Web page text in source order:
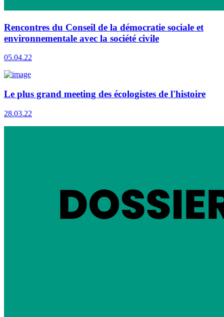
Rencontres du Conseil de la démocratie sociale et
environnementale avec la société civile
05.04.22
Le plus grand meeting des écologistes de l'histoire
28.03.22